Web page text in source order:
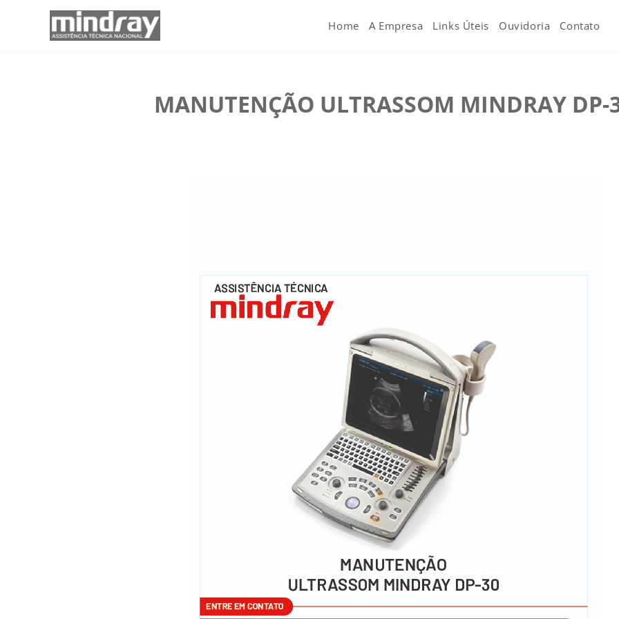
Home A Empresa Links Úteis Ouvidoria Contato
MANUTENÇÃO ULTRASSOM MINDRAY DP-